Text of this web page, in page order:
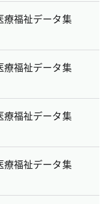
療福祉データ集
療福祉データ集
療福祉データ集
療福祉データ集